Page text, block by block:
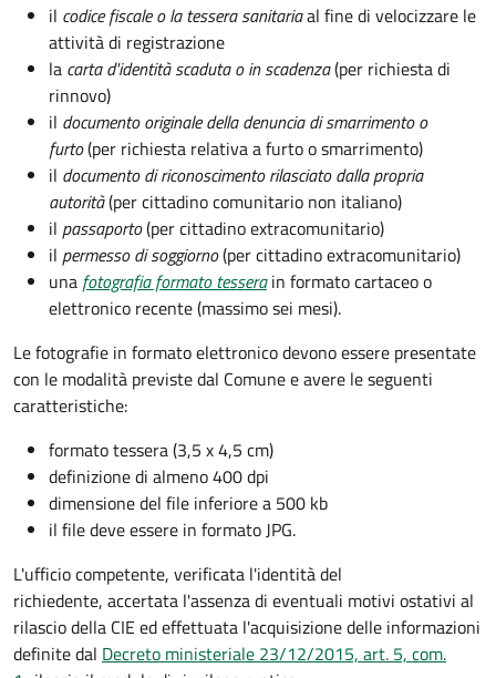
il codice fiscale o la tessera sanitariaal fine di velocizzare le
attività di registrazione
la carta d'identità scaduta o in scadenza(per richiesta di
rinnovo)
il documento originale della denuncia di smarrimento o
furto(per richiesta relativa a furto o smarrimento)
il documento di riconoscimento rilasciato dalla propria
autorità(per cittadino comunitario non italiano)
il passaporto(per cittadino extracomunitario)
il permesso di soggiorno(per cittadino extracomunitario)
una fotografia formato tessera in formato cartaceo o
elettronico recente (massimo sei mesi).
Le fotografie in formato elettronico devono essere presentate
con le modalità previste dal Comune e avere le seguenti
caratteristiche:
formato tessera (3,5 x 4,5 cm)
definizione di almeno 400 dpi
dimensione del file inferiore a 500 kb
il file deve essere in formato JPG.
L'ufficio competente, verificata l'identità del
richiedente, accertata l'assenza di eventuali motivi ostativi al
rilascio della CIE ed effettuata l'acquisizione delle informazioni
definite dal Decreto ministeriale 23/12/2015, art. 5, com.